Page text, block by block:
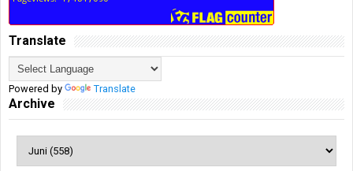
Translate
Powered by Translate
Archive